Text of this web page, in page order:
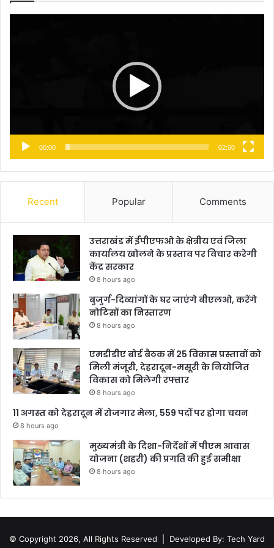
00:00 02:00
Recent Popular Comments
उत्तराखंड में ईपीएफओ के क्षेत्रीय एवं जिला
कार्यालय खोलने के प्रस्ताव पर विचार करेगी
केंद्र सरकार
8 hours ago
बुजुर्ग-दिव्यांगों के घर जाएंगे बीएलओ, करेंगे
नोटिसों का निस्तारण
8 hours ago
एमडीडीए बोर्ड बैठक में 25 विकास प्रस्तावों को
मिली मंजूरी, देहरादून-मसूरी के नियोजित
विकास को मिलेगी रफ्तार
8 hours ago
11 अगस्त को देहरादून में रोजगार मेला, 559 पदों पर होगा चयन
8 hours ago
मुख्यमंत्री के दिशा-निर्देशों में पीएम आवास
योजना (शहरी) की प्रगति की हुई समीक्षा
8 hours ago
© Copyright 2026, All Rights Reserved | Developed By: Tech Yard